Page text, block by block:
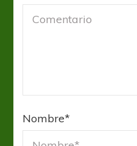
Nombre*